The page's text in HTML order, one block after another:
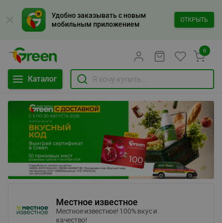
Удобно заказывать с новым
мобильным приложением
ОТКРЫТЬ
Каталог
0
Местное известное
Местное известное! 100% вкус и
качество!